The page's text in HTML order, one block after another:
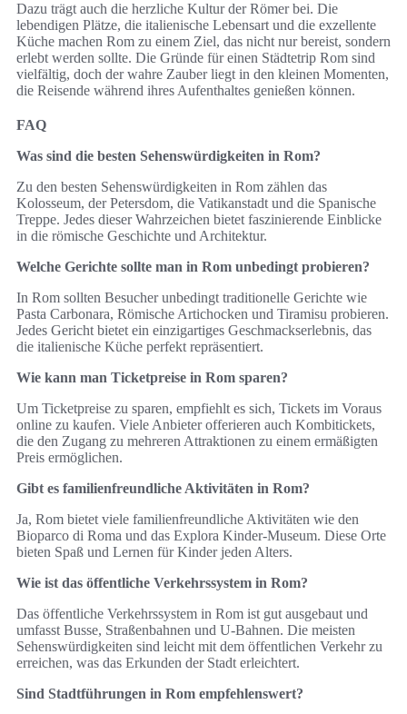
Dazu trägt auch die herzliche Kultur der Römer bei. Die
lebendigen Plätze, die italienische Lebensart und die exzellente
Küche machen Rom zu einem Ziel, das nicht nur bereist, sondern
erlebt werden sollte. Die Gründe für einen Städtetrip Rom sind
vielfältig, doch der wahre Zauber liegt in den kleinen Momenten,
die Reisende während ihres Aufenthaltes genießen können.
FAQ
Was sind die besten Sehenswürdigkeiten in Rom?
Zu den besten Sehenswürdigkeiten in Rom zählen das
Kolosseum, der Petersdom, die Vatikanstadt und die Spanische
Treppe. Jedes dieser Wahrzeichen bietet faszinierende Einblicke
in die römische Geschichte und Architektur.
Welche Gerichte sollte man in Rom unbedingt probieren?
In Rom sollten Besucher unbedingt traditionelle Gerichte wie
Pasta Carbonara, Römische Artichocken und Tiramisu probieren.
Jedes Gericht bietet ein einzigartiges Geschmackserlebnis, das
die italienische Küche perfekt repräsentiert.
Wie kann man Ticketpreise in Rom sparen?
Um Ticketpreise zu sparen, empfiehlt es sich, Tickets im Voraus
online zu kaufen. Viele Anbieter offerieren auch Kombitickets,
die den Zugang zu mehreren Attraktionen zu einem ermäßigten
Preis ermöglichen.
Gibt es familienfreundliche Aktivitäten in Rom?
Ja, Rom bietet viele familienfreundliche Aktivitäten wie den
Bioparco di Roma und das Explora Kinder-Museum. Diese Orte
bieten Spaß und Lernen für Kinder jeden Alters.
Wie ist das öffentliche Verkehrssystem in Rom?
Das öffentliche Verkehrssystem in Rom ist gut ausgebaut und
umfasst Busse, Straßenbahnen und U-Bahnen. Die meisten
Sehenswürdigkeiten sind leicht mit dem öffentlichen Verkehr zu
erreichen, was das Erkunden der Stadt erleichtert.
Sind Stadtführungen in Rom empfehlenswert?